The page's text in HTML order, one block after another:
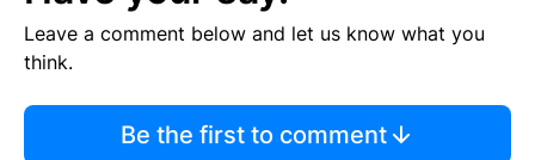
Leave a comment below and let us know what you
think.
Be the first to comment